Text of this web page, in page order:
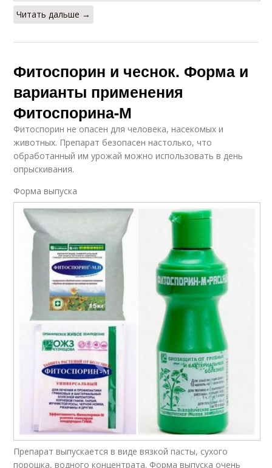
Читать дальше →
Фитоспорин и чеснок. Форма и
варианты применения
Фитоспорина-М
Фитоспорин не опасен для человека, насекомых и
животных. Препарат безопасен настолько, что
обработанный им урожай можно использовать в день
опрыскивания.
Форма выпуска
Препарат выпускается в виде вязкой пасты, сухого
порошка, водного концентрата. Форма выпуска очень